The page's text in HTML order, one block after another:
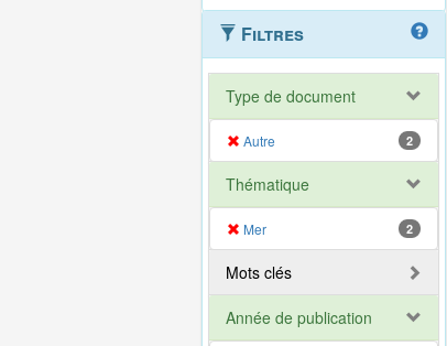
Filtres
Type de document
Autre 2
Thématique
Mer 2
Mots clés
Année de publication